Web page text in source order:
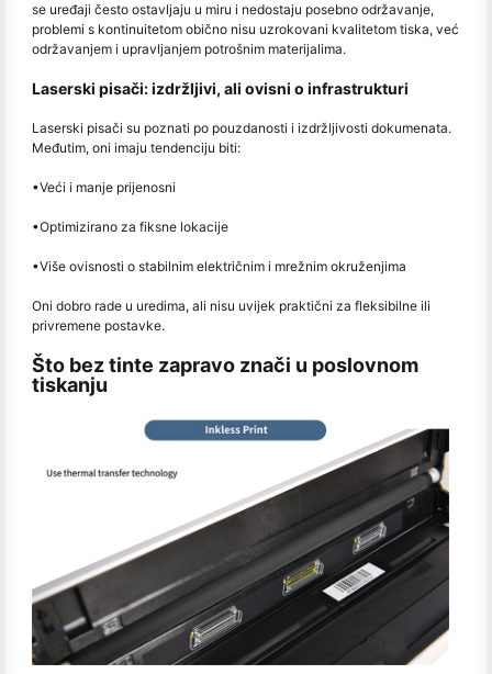
se uređaji često ostavljaju u miru i nedostaju posebno održavanje,
problemi s kontinuitetom obično nisu uzrokovani kvalitetom tiska, već
održavanjem i upravljanjem potrošnim materijalima.
Laserski pisači: izdržljivi, ali ovisni o infrastrukturi
Laserski pisači su poznati po pouzdanosti i izdržljivosti dokumenata.
Međutim, oni imaju tendenciju biti:
•Veći i manje prijenosni
•Optimizirano za fiksne lokacije
•Više ovisnosti o stabilnim električnim i mrežnim okruženjima
Oni dobro rade u uredima, ali nisu uvijek praktični za fleksibilne ili
privremene postavke.
Što bez tinte zapravo znači u poslovnom
tiskanju